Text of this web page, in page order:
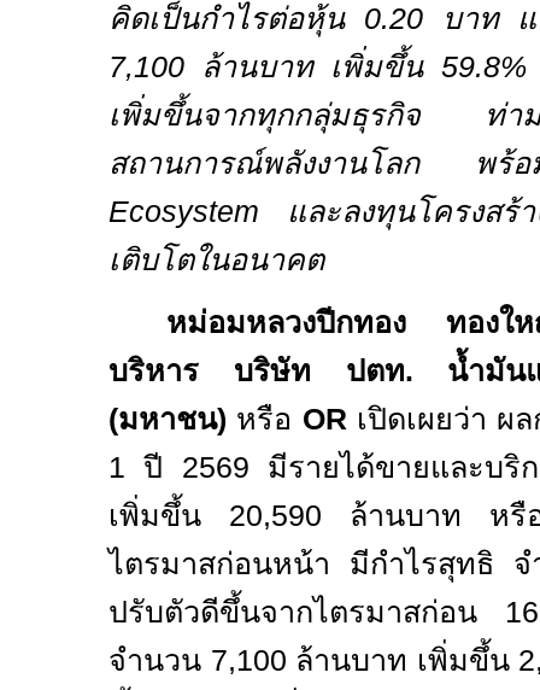
คิดเป็นกำไรต่อหุ้น 0.20
บาท
7,100 ล้านบาท เพิ่มขึ้น
เพิ่มขึ้นจากทุกกลุ่มธุรกิจ ท่าม
สถานการณ์พลังงานโลก พ
Ecosystem
และลงทุนโครงสร้
เติบโตในอนาคต
หม่อมหลวงปีกทอง ทองใ
บริหาร บริษัท ปตท. น้ำมันแ
(มหาชน) หรือ OR เปิดเผยว่า ผ
1ปี 2569 มีรายได้ขายและบ
เพิ่มขึ้น 20,590 ล้านบาท ห
ไตรมาสก่อนหน้า มีกำไรสุทธิ
ปรับตัวดีขึ้นจากไตรมาสก่อน
จำนวน 7,100 ล้านบาท เพิ่มขึ้น